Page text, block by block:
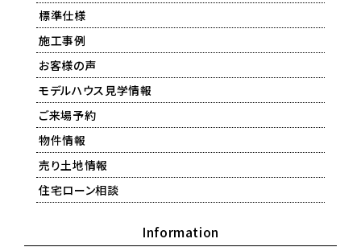
標準仕様
施工事例
お客様の声
モデルハウス見学情報
ご来場予約
物件情報
売り土地情報
住宅ローン相談
Information